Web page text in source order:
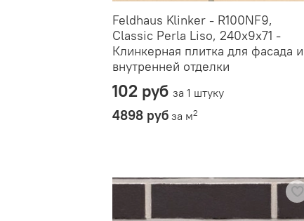
Feldhaus Klinker - R100NF9,
Classic Perla Liso, 240x9x71 -
Клинкерная плитка для фасада и
внутренней отделки
102 рубза 1 штуку
4898 руб за м2